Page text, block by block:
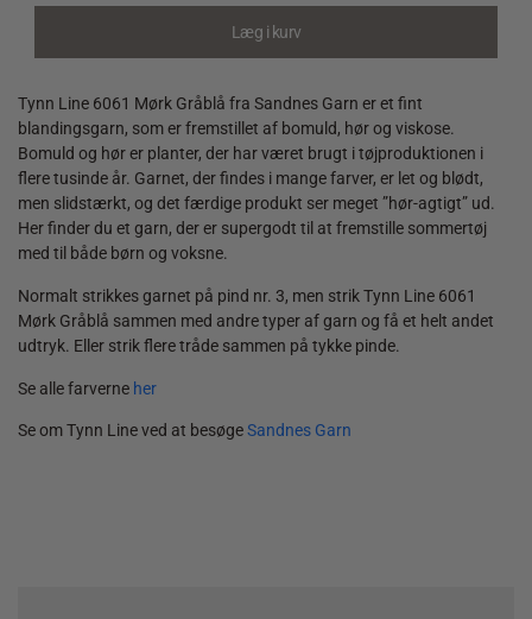
Læg i kurv
Tynn Line 6061 Mørk Gråblå fra Sandnes Garn er et fint
blandingsgarn, som er fremstillet af bomuld, hør og viskose.
Bomuld og hør er planter, der har været brugt i tøjproduktionen i
flere tusinde år. Garnet, der findes i mange farver, er let og blødt,
men slidstærkt, og det færdige produkt ser meget ”hør-agtigt” ud.
Her finder du et garn, der er supergodt til at fremstille sommertøj
med til både børn og voksne.
Normalt strikkes garnet på pind nr. 3, men strik Tynn Line 6061
Mørk Gråblå sammen med andre typer af garn og få et helt andet
udtryk. Eller strik flere tråde sammen på tykke pinde.
Se alle farverne her
Se om Tynn Line ved at besøgeSandnes Garn